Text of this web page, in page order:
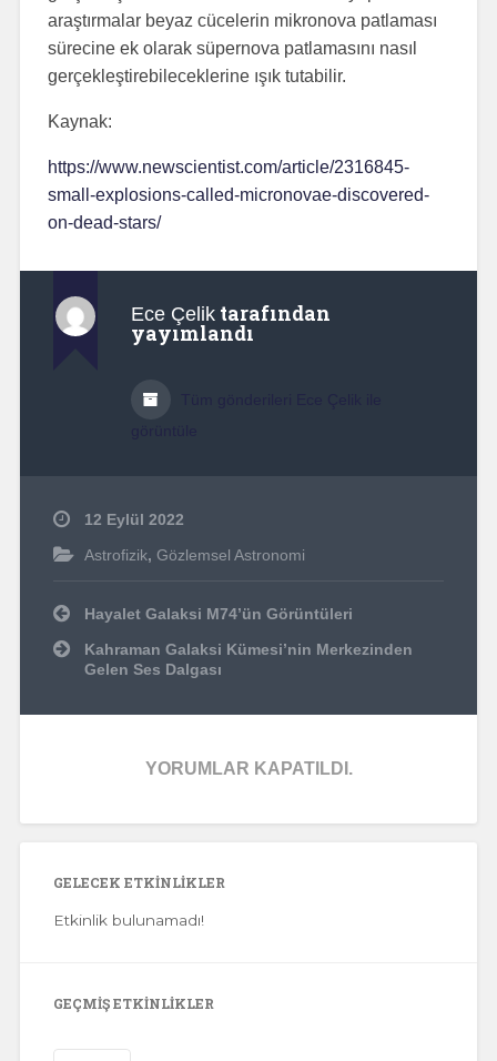
araştırmalar beyaz cücelerin mikronova patlaması
sürecine ek olarak süpernova patlamasını nasıl
gerçekleştirebileceklerine ışık tutabilir.
Kaynak:
https://www.newscientist.com/article/2316845-
small-explosions-called-micronovae-discovered-
on-dead-stars/
Ece Çeliktarafından
yayımlandı
12 Eylül 2022
Astrofizik, Gözlemsel Astronomi
Yazı
dolaşımı
Hayalet Galaksi M74’ün Görüntüleri
Kahraman Galaksi Kümesi’nin Merkezinden
Gelen Ses Dalgası
YORUMLAR KAPATILDI.
GELECEK ETKINLIKLER
Etkinlik bulunamadı!
GEÇMIŞ ETKINLIKLER